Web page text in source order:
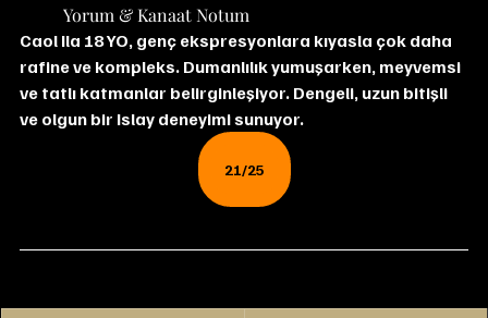
	Yorum & Kanaat Notum
Caol Ila 18 YO, genç ekspresyonlara kıyasla çok daha
rafine ve kompleks. Dumanlılık yumuşarken, meyvemsi
ve tatlı katmanlar belirginleşiyor. Dengeli, uzun bitişli
ve olgun bir Islay deneyimi sunuyor.
21/25